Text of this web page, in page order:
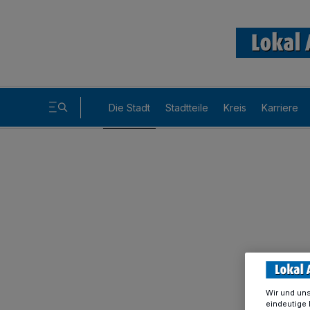
Die Stadt Stadtteile Kreis Karriere
Wir und
eindeutige